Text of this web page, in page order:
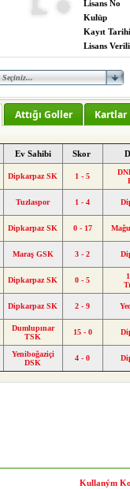
Lisans No
Kulüp
Kayıt Tarihi
Lisans
Attığı Goller Kartlar
Ev Sahibi Skor
Dipkarpaz SK 1 - 5
Tuzlaspor 1 - 4
Dipkarpaz SK 0 - 17
Maraş GSK 3 - 2
Dipkarpaz SK 0 - 5
Dipkarpaz SK 2 - 9
Dumlupınar
TSK
15 - 0
Yeniboğaziçi
DSK
4 - 0
Kullaným